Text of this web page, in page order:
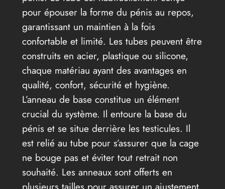
pour épouser la forme du pénis au repos,
garantissant un maintien à la fois
confortable et limité. Les tubes peuvent être
construits en acier, plastique ou silicone,
chaque matériau ayant des avantages en
qualité, confort, sécurité et hygiène.
L’anneau de base constitue un élément
crucial du système. Il entoure la base du
pénis et se situe derrière les testicules. Il
est relié au tube pour s’assurer que la cage
ne bouge pas et éviter tout retrait non
souhaité. Les anneaux sont offerts en